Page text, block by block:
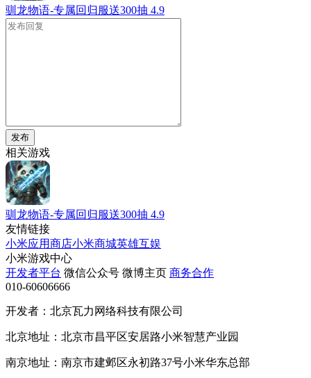
驯龙物语-专属回归服送300抽 4.9
发布
相关游戏
驯龙物语-专属回归服送300抽 4.9
友情链接
小米应用商店小米商城英雄互娱
小米游戏中心
开发者平台 微信公众号 微博主页 商务合作
010-60606666
开发者：北京瓦力网络科技有限公司
北京地址：北京市昌平区安居路小米智慧产业园
南京地址：南京市建邺区永初路37号小米华东总部